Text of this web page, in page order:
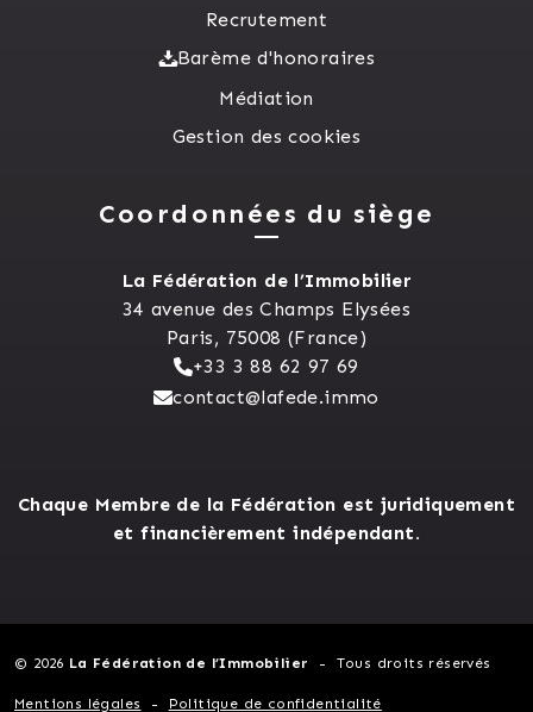
Recrutement
Barème d'honoraires
Médiation
Gestion des cookies
Coordonnées du siège
La Fédération de l’Immobilier
34 avenue des Champs Elysées
Paris, 75008 (France)
+33 3 88 62 97 69
contact@lafede.immo
Chaque Membre de la Fédération est juridiquement
et financièrement indépendant.
© 2026 La Fédération de l’Immobilier Tous droits réservés
Mentions légales Politique de confidentialité